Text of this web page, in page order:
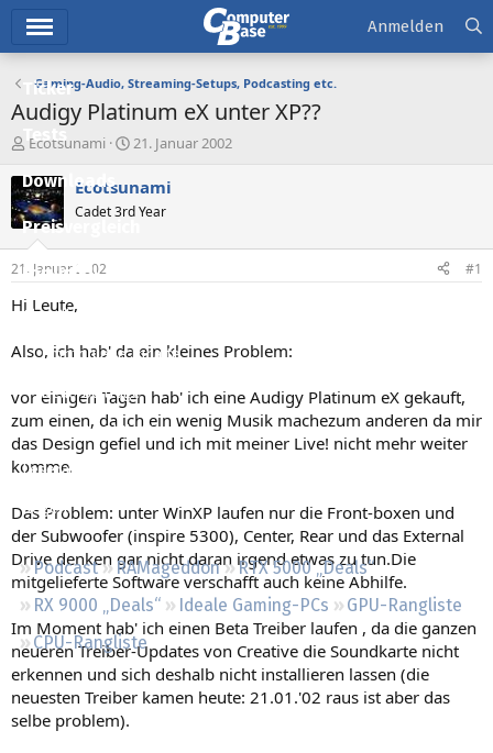
Ticker
Tests
Downloads
Preisvergleich
Forum
Aktuelles
Empfohlene Inhalte
Neue Beiträge
Neueste Aktivitäten
Leserartikel
Regeln
Podcast RAMageddon
RTX 5000 „Deals“
RX 9000 „Deals“
Ideale Gaming-PCs
GPU-Rangliste
CPU-Rangliste
Anmelden
Gaming-Audio, Streaming-Setups, Podcasting etc.
Audigy Platinum eX unter XP??
E
s
t
e
e
Ecotsunami
E
s
t
e
t
21. Januar 2002
Ecotsunami
Cadet 3rd Year
21. Januar 2002 #1
Hi Leute,
Also, ich hab' da ein kleines Problem:
vor einigen Tagen hab' ich eine Audigy Platinum eX gekauft,
zum einen, da ich ein wenig Musik machezum anderen da mir
das Design gefiel und ich mit meiner Live! nicht mehr weiter
komme.
Das Problem: unter WinXP laufen nur die Front-boxen und
der Subwoofer (inspire 5300), Center, Rear und das External
Drive denken gar nicht daran irgend etwas zu tun.Die
mitgelieferte Software verschafft auch keine Abhilfe.
Im Moment hab' ich einen Beta Treiber laufen , da die ganzen
neueren Treiber-Updates von Creative die Soundkarte nicht
erkennen und sich deshalb nicht installieren lassen (die
neuesten Treiber kamen heute: 21.01.'02 raus ist aber das
selbe problem).